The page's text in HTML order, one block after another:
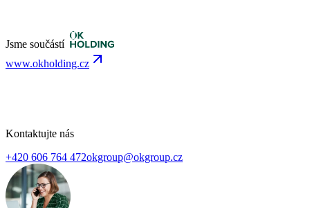
Jsme součástí
www.okholding.cz
Kontaktujte nás
+420 606 764 472okgroup@okgroup.cz